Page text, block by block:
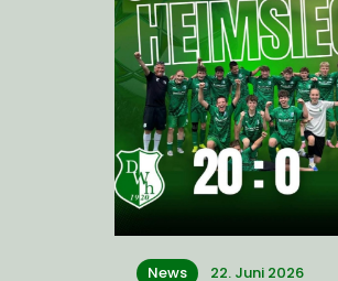
News 22. Juni 2026